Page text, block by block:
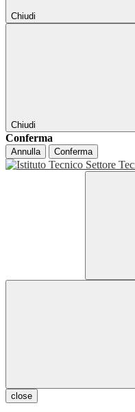
Chiudi
Chiudi
Conferma
Annulla Conferma
close